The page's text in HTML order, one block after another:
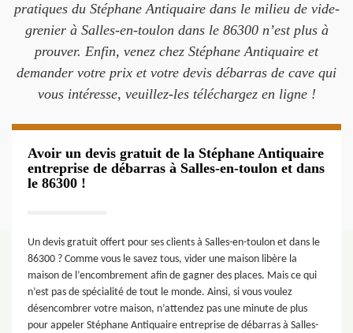
pratiques du Stéphane Antiquaire dans le milieu de vide-
grenier à Salles-en-toulon dans le 86300 n’est plus à
prouver. Enfin, venez chez Stéphane Antiquaire et
demander votre prix et votre devis débarras de cave qui
vous intéresse, veuillez-les téléchargez en ligne !
Avoir un devis gratuit de la Stéphane Antiquaire
entreprise de débarras à Salles-en-toulon et dans
le 86300 !
Un devis gratuit offert pour ses clients à Salles-en-toulon et dans le
86300 ? Comme vous le savez tous, vider une maison libère la
maison de l’encombrement afin de gagner des places. Mais ce qui
n’est pas de spécialité de tout le monde. Ainsi, si vous voulez
désencombrer votre maison, n’attendez pas une minute de plus
pour appeler Stéphane Antiquaire entreprise de débarras à Salles-